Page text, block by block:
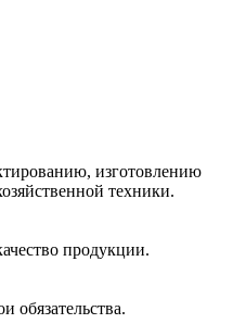
изготовлению
техники.
продукции.
обязательства.